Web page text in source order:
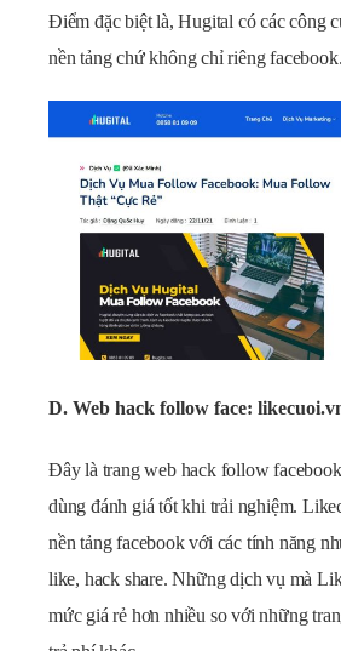
Điểm đặc biệt là, Hugital có các công
nền tảng chứ không chỉ riêng facebook.
D. Web hack follow face:
Đây là trang web hack follow
dùng đánh giá tốt khi trải nghiệm.
nền tảng facebook với các tính năng
like, hack share. Những dịch vụ mà
mức giá rẻ hơn nhiều so với những